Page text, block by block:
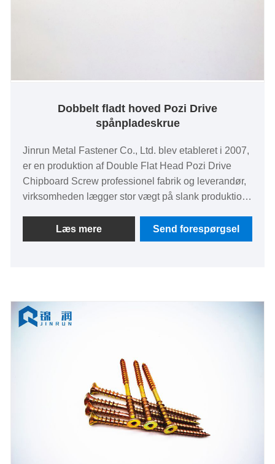
Dobbelt fladt hoved Pozi Drive
spånpladeskrue
Jinrun Metal Fastener Co., Ltd. blev etableret i 2007,
er en produktion af Double Flat Head Pozi Drive
Chipboard Screw professionel fabrik og leverandør,
virksomheden lægger stor vægt på slank produktion
produktionsudstyr og teknologi til strengt at
kontrollere hvert produktionsled. Ved at
imødekomme forskellige kunders behov.
Læs mere Send forespørgsel